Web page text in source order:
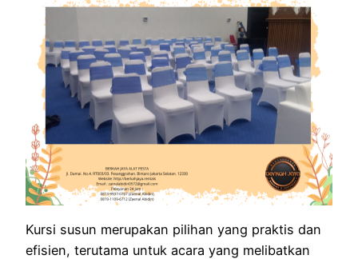
Kursi susun merupakan pilihan yang praktis dan
efisien, terutama untuk acara yang melibatkan